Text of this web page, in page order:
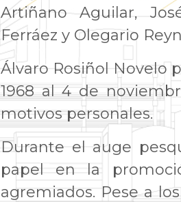
Artiñano Aguilar,
Ferráez y Olegario
Álvaro Rosiñol Novelo
1968 al 4 de
motivos personales.
Durante el auge
papel en la
agremiados. Pese a